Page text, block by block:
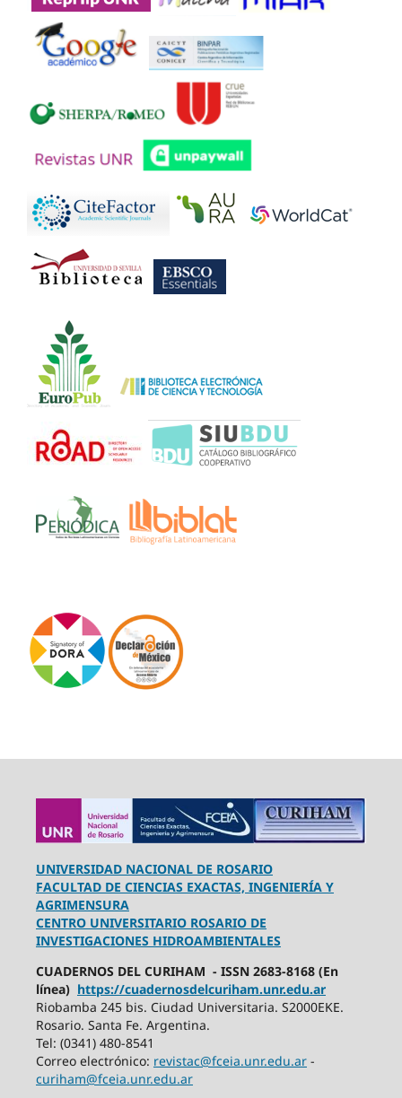
UNIVERSIDAD NACIONAL DE ROSARIO
FACULTAD DE CIENCIAS EXACTAS, INGENIERÍA Y
AGRIMENSURA
CENTRO UNIVERSITARIO ROSARIO DE
INVESTIGACIONES HIDROAMBIENTALES
CUADERNOS DEL CURIHAM - ISSN 2683-8168 (En
línea) https://cuadernosdelcuriham.unr.edu.ar
Riobamba 245 bis. Ciudad Universitaria. S2000EKE.
Rosario. Santa Fe. Argentina.
Tel: (0341) 480-8541
Correo electrónico: revistac@fceia.unr.edu.ar-
curiham@fceia.unr.edu.ar